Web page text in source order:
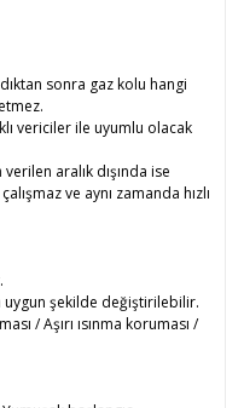
sonra gaz kolu hangi
vericiler ile uyumlu olacak
aralık dışında ise
ve aynı zamanda hızlı
uygun şekilde değiştirilebilir.
/ Aşırı ısınma koruması /